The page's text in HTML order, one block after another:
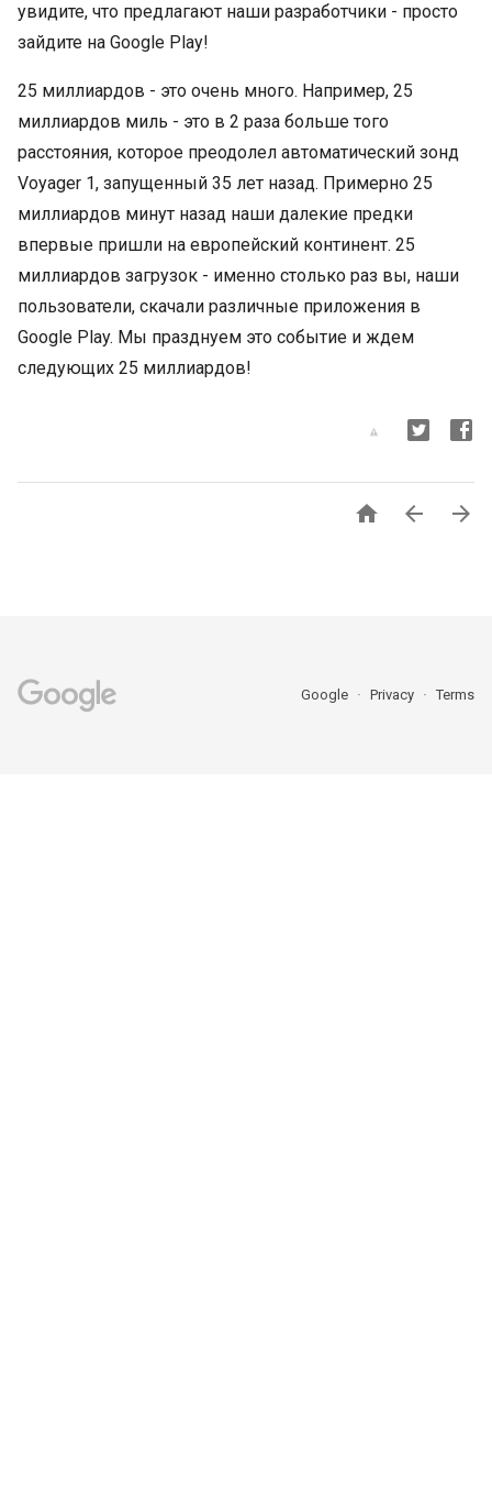
увидите, что предлагают наши разработчики - просто
зайдите на Google Play!
25 миллиардов - это очень много. Например, 25
миллиардов миль - это в 2 раза больше того
расстояния, которое преодолел автоматический зонд
Voyager 1, запущенный 35 лет назад. Примерно 25
миллиардов минут назад наши далекие предки
впервые пришли на европейский континент. 25
миллиардов загрузок - именно столько раз вы, наши
пользователи, скачали различные приложения в
Google Play. Мы празднуем это событие и ждем
следующих 25 миллиардов!
  
Google Privacy Terms